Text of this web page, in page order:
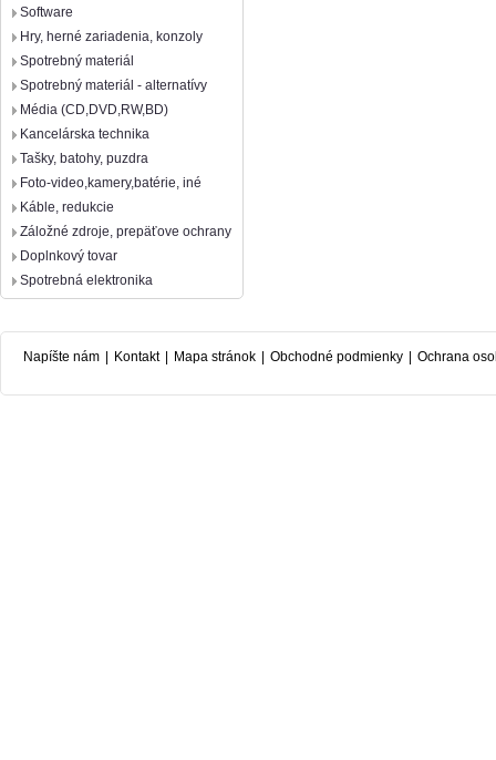
Software
Hry, herné zariadenia, konzoly
Spotrebný materiál
Spotrebný materiál - alternatívy
Média (CD,DVD,RW,BD)
Kancelárska technika
Tašky, batohy, puzdra
Foto-video,kamery,batérie, iné
Káble, redukcie
Záložné zdroje, prepäťove ochrany
Doplnkový tovar
Spotrebná elektronika
Napíšte nám Kontakt Mapa stránok Obchodné podmienky Ochrana